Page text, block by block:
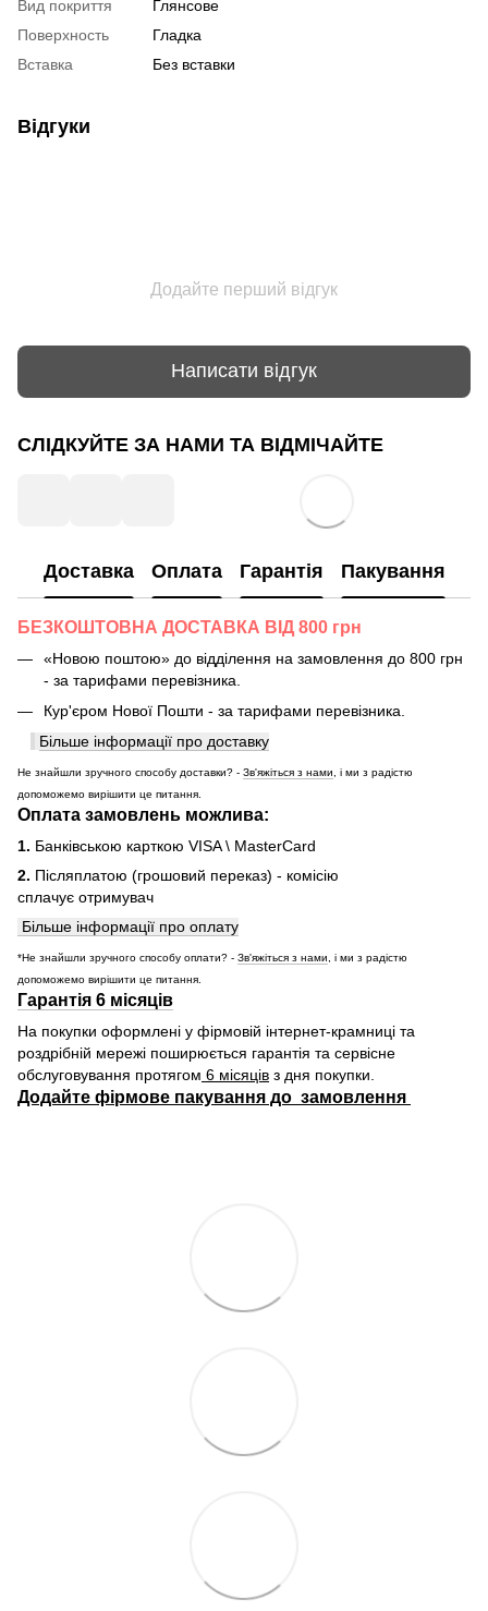
Вид покриття
Глянсове
Поверхность
Гладка
Вставка
Без вставки
Відгуки
Додайте перший відгук
Написати відгук
СЛІДКУЙТЕ ЗА НАМИ ТА ВІДМІЧАЙТЕ
Доставка Оплата Гарантія Пакування
БЕЗКОШТОВНА ДОСТАВКА ВІД 800 грн
«Новою поштою» до відділення на замовлення до 800 грн
- за тарифами перевізника.
Кур'єром Нової Пошти - за тарифами перевізника.
Більше інформації про доставку
Не знайшли зручного способу доставки? - Зв'яжіться з нами, і ми з радістю
допоможемо вирішити це питання.
Оплата замовлень можлива:
1. Банківською карткою VISA \ MasterCard
2. Післяплатою (грошовий переказ) - комісію
сплачує отримувач
Більше інформації про оплату
*Не знайшли зручного способу оплати? - Зв'яжіться з нами, і ми з радістю
допоможемо вирішити це питання.
Гарантія 6 місяців
На покупки оформлені у фірмовій інтернет-крамниці та
роздрібній мережі поширюється гарантія та сервісне
обслуговування протягом 6 місяців з дня покупки.
Додайте фірмове пакування до замовлення